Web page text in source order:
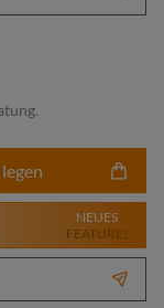
NEUES
FEATURE!